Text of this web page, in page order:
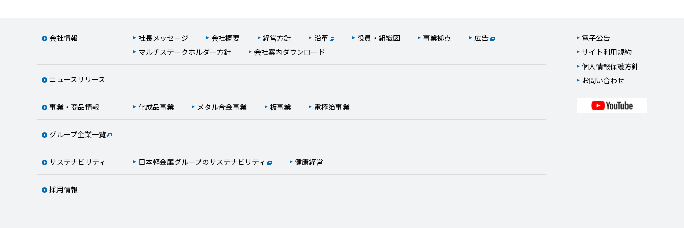
会社情報 社長メッセージ 会社概要 経営方針 沿革 役員・組織図 事業拠点
広告
マルチステークホルダー方針
会社案内ダウンロード
ニュースリリース
事業・商品情報 化成品事業 メタル合金事業 板事業 電極箔事業
グループ企業一覧
サステナビリティ 日本軽金属グループのサステナビリティ 健康経営
採用情報
電子公告
サイト利用規約
個人情報保護方針
お問い合わせ